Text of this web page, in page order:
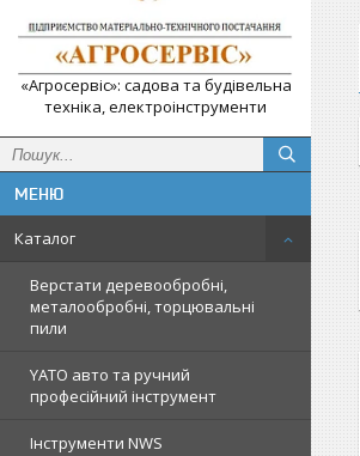
«Агросервіс»: садова та будівельна
техніка, електроінструменти
Каталог
Верстати деревообробні,
металообробні, торцювальні
пили
YATO авто та ручний
професійний інструмент
Інструменти NWS